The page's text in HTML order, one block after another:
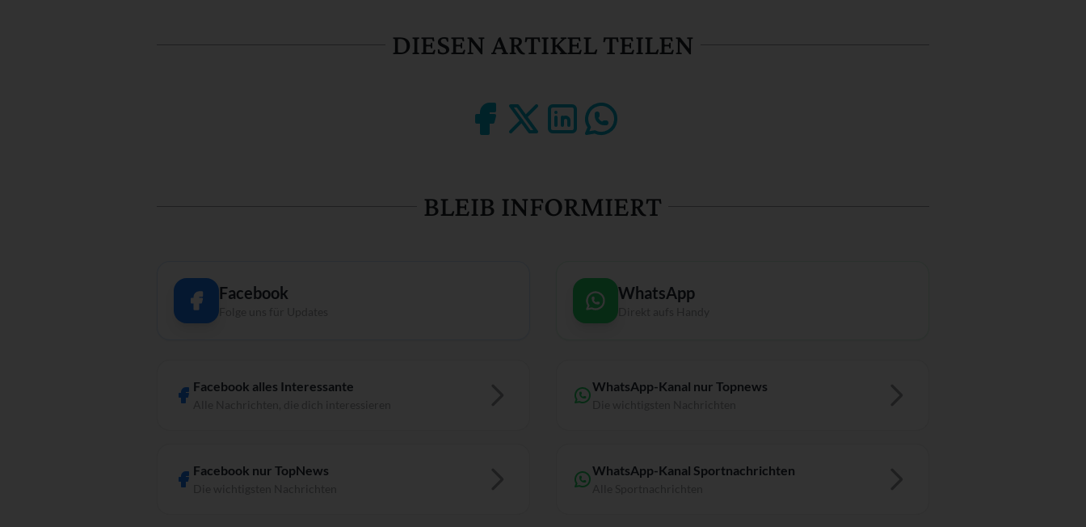
DIESEN ARTIKEL TEILEN
BLEIB INFORMIERT
Facebook
Folge uns für Updates
Facebook alles Interessante
Facebook nur TopNews
WhatsApp
Direkt aufs Handy
WhatsApp-Kanal nur Topnews
WhatsApp-Kanal Sportnachrichten